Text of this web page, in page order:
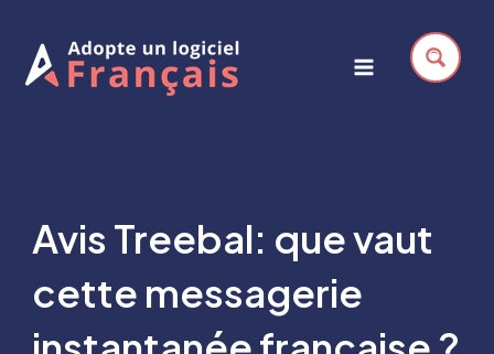
contenu
Avis Treebal: que vaut
cette messagerie